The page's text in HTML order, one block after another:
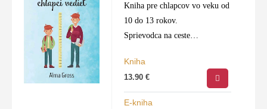
Kniha pre chlapcov vo veku od
10 do 13 rokov.
Sprievodca na ceste
Zaujímavé rozprávanie
primerané veku.
Kniha
13.90€
E-kniha